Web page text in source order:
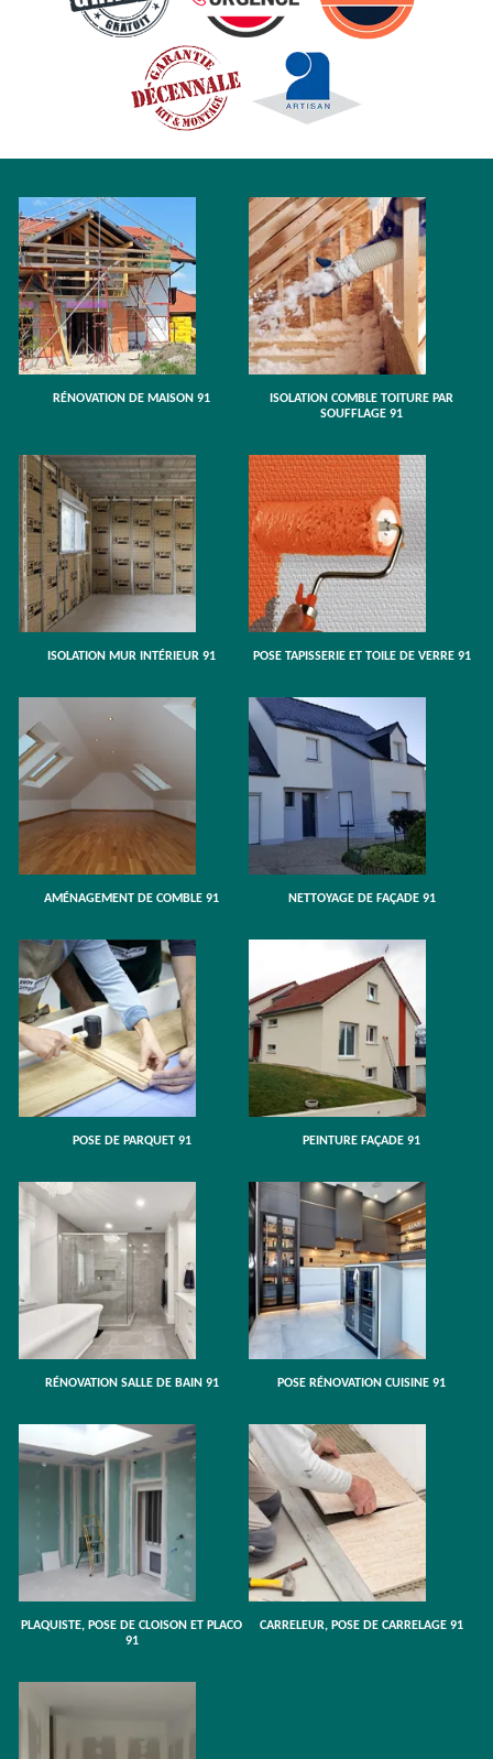
RÉNOVATION DE MAISON 91
ISOLATION COMBLE TOITURE PAR
SOUFFLAGE 91
ISOLATION MUR INTÉRIEUR 91 POSE TAPISSERIE ET TOILE DE VERRE 91
AMÉNAGEMENT DE COMBLE 91 NETTOYAGE DE FAÇADE 91
POSE DE PARQUET 91 PEINTURE FAÇADE 91
RÉNOVATION SALLE DE BAIN 91 POSE RÉNOVATION CUISINE 91
PLAQUISTE, POSE DE CLOISON ET PLACO
91
CARRELEUR, POSE DE CARRELAGE 91